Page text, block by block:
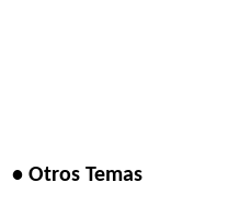
• Otros Temas